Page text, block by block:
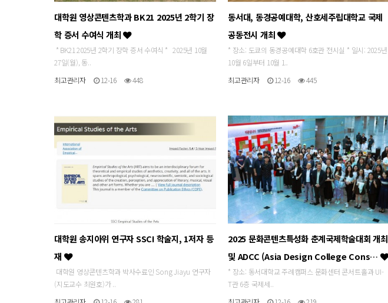
대학원 영상콘텐츠학과 BK21 2025년 2학기 장
학 증서 수여식 개최
* BK21 2025년 2학기 장학 증서 수여식 * 2025년 10월
27일(월), 동..
최고관리자
12-16 448
동서대, 동경공예대학, 산호세주립대학교 국제
공동전시 개최
* 장소: 도쿄의 동경공예대학 6호관 전시실 * 일시: 2025년
10월 6일부터 10월 1..
최고관리자
12-16 445
대학원 송지아위 연구자 SSCI 학술지, 1저자 등
재
대학원 영상콘텐츠학과 박사수료인 Song Jiayu 연구자
(지도교수 최원호)가 ..
2025 문화콘텐츠특성화 춘계국제학술대회 개최
및 ADCC (Asia Design College Cons…
* 장소: 동서대학교 주례캠퍼스 문화센터 콘서트홀과 UI-
T관 6층 국제세..